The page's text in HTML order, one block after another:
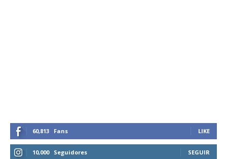
60,813 Fans LIKE
10,000 Seguidores SEGUIR